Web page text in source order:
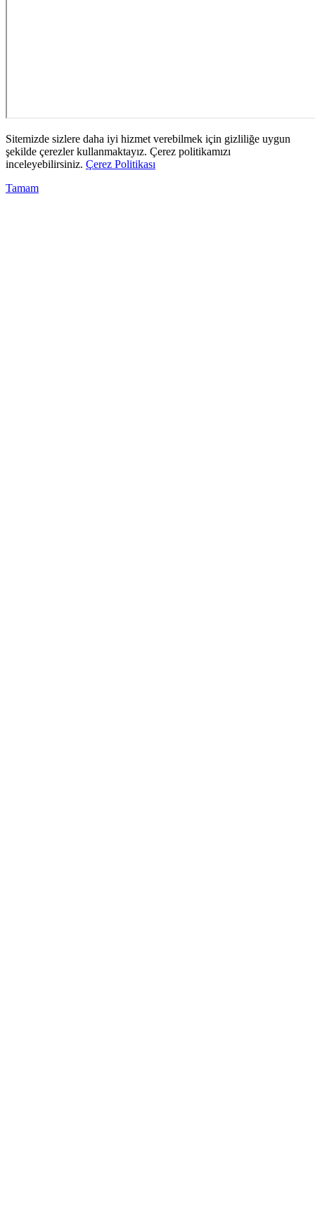
Sitemizde sizlere daha iyi hizmet verebilmek için gizliliğe uygun
şekilde çerezler kullanmaktayız. Çerez politikamızı
inceleyebilirsiniz. Çerez Politikası
Tamam